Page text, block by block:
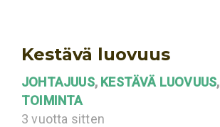
Kestävä luovuus
JOHTAJUUS, KESTÄVÄ LUOVUUS,
TOIMINTA
3 vuotta sitten